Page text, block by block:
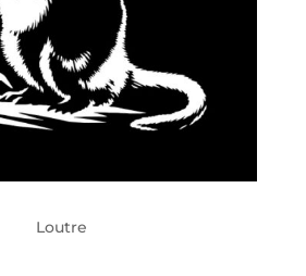
Loutre